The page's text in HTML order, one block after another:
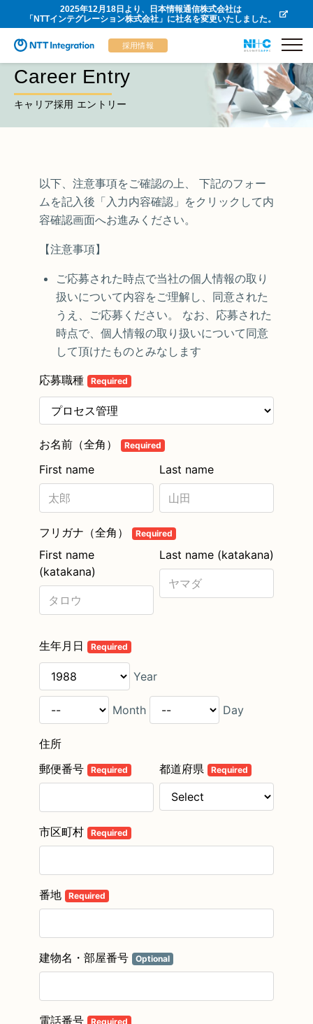
2025年12月18日より、日本情報通信株式会社は
「NTTインテグレーション株式会社」に社名を変更いたしました。
採用情報
Career Entry
キャリア採用 エントリー